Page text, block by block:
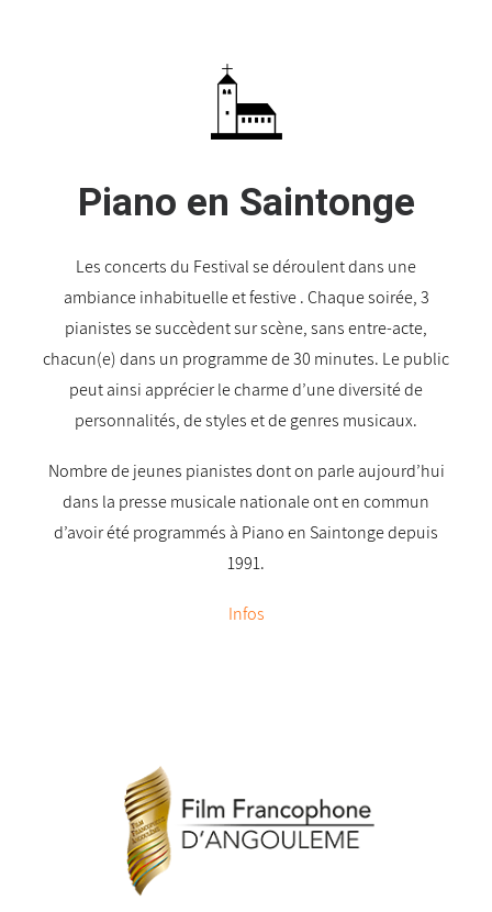
Piano en Saintonge
Les concerts du Festival se déroulent dans une
ambiance inhabituelle et festive . Chaque soirée, 3
pianistes se succèdent sur scène, sans entre-acte,
chacun(e) dans un programme de 30 minutes. Le public
peut ainsi apprécier le charme d’une diversité de
personnalités, de styles et de genres musicaux.
Nombre de jeunes pianistes dont on parle aujourd’hui
dans la presse musicale nationale ont en commun
d’avoir été programmés à Piano en Saintonge depuis
1991.
Infos